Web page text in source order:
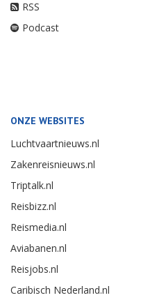
RSS
Podcast
ONZE WEBSITES
Luchtvaartnieuws.nl
Zakenreisnieuws.nl
Triptalk.nl
Reisbizz.nl
Reismedia.nl
Aviabanen.nl
Reisjobs.nl
Caribisch Nederland.nl